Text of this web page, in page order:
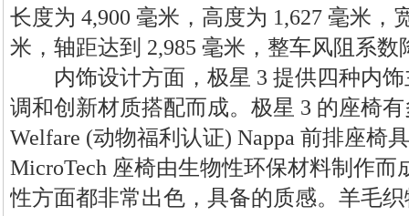
长度为 4,900 毫米，高度为 1,627 毫米，
米，轴距达到 2,985 毫米，整车风阻系数
内饰设计方面，极星 3 提供四种内饰
调和创新材质搭配而成。极星 3 的座椅
Welfare (动物福利认证) Nappa 前排座椅
MicroTech 座椅由生物性环保材料制作
性方面都非常出色，具备的质感。羊毛